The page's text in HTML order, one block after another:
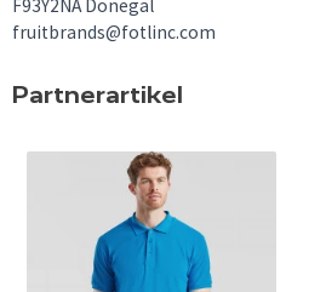
F93Y2NA Donegal
fruitbrands@fotlinc.com
Partnerartikel